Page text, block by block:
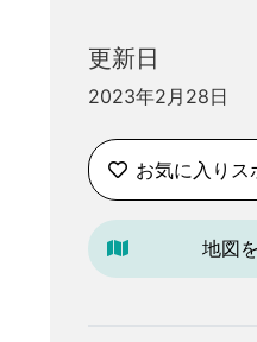
更新日
2023年2月28日
お気に入りス
地図